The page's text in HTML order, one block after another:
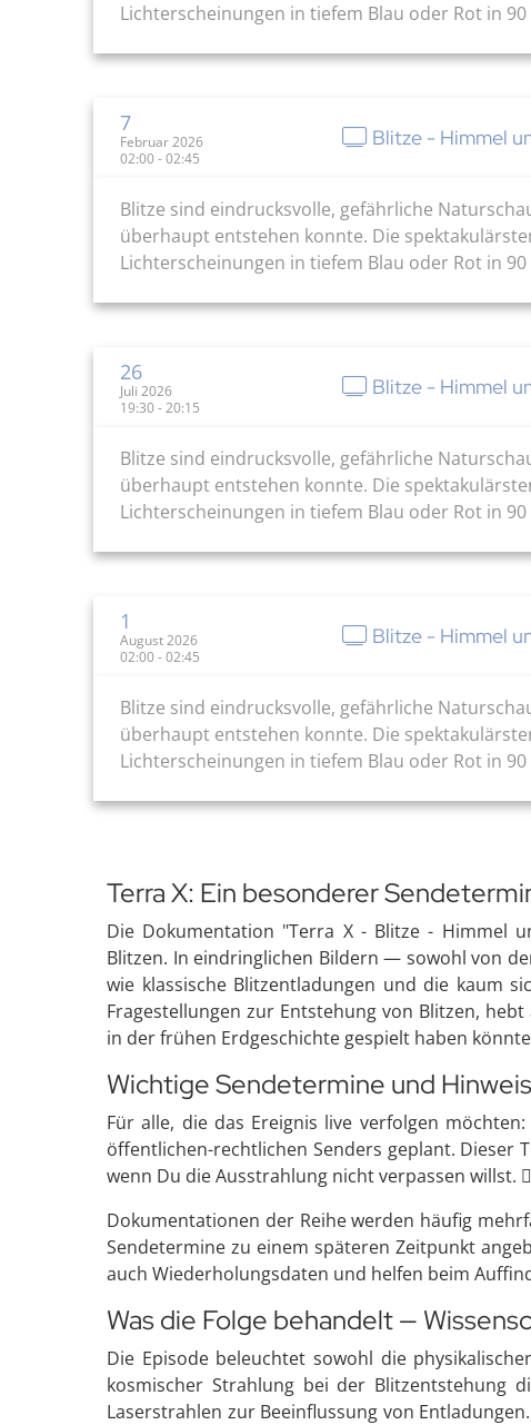
Lichterscheinungen in tiefem Blau oder Rot in
7
Februar 2026
02:00 - 02:45
Blitze - Himmel
Blitze sind eindrucksvolle, gefährliche
überhaupt entstehen konnte. Die
Lichterscheinungen in tiefem Blau oder Rot in
26
Juli 2026
19:30 - 20:15
Blitze - Himmel
Blitze sind eindrucksvolle, gefährliche
überhaupt entstehen konnte. Die
Lichterscheinungen in tiefem Blau oder Rot in
1
August 2026
02:00 - 02:45
Blitze - Himmel
Blitze sind eindrucksvolle, gefährliche
überhaupt entstehen konnte. Die
Lichterscheinungen in tiefem Blau oder Rot in
Terra X: Ein besonderer
Die Dokumentation "Terra X - Blitze - Himmel
Blitzen. In eindringlichen Bildern — sowohl von
wie klassische Blitzentladungen und die kaum
Fragestellungen zur Entstehung von Blitzen,
in der frühen Erdgeschichte gespielt haben
Wichtige Sendetermine und
Für alle, die das Ereignis live verfolgen
öffentlichen-rechtlichen Senders geplant. Dieser
wenn Du die Ausstrahlung nicht verpassen willst.
Dokumentationen der Reihe werden häufig
Sendetermine zu einem späteren Zeitpunkt
auch Wiederholungsdaten und helfen beim
Was die Folge behandelt —
Die Episode beleuchtet sowohl die
kosmischer Strahlung bei der Blitzentstehung
Laserstrahlen zur Beeinflussung von